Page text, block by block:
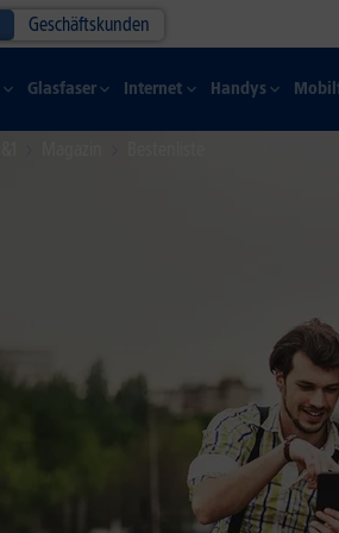
Geschäftskunden
Glasfaser Internet Handys